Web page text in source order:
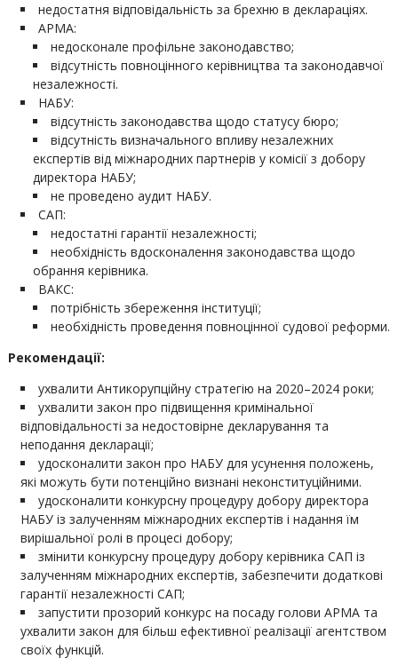
недостатня відповідальність за брехню в деклараціях.
АРМА:
недосконале профільне законодавство;
відсутність повноцінного керівництва та законодавчої
незалежності.
НАБУ:
відсутність законодавства щодо статусу бюро;
відсутність визначального впливу незалежних
експертів від міжнародних партнерів у комісії з добору
директора НАБУ;
не проведено аудит НАБУ.
САП:
недостатні гарантії незалежності;
необхідність вдосконалення законодавства щодо
обрання керівника.
ВАКС:
потрібність збереження інституції;
необхідність проведення повноцінної судової реформи.
Рекомендації:
ухвалити Антикорупційну стратегію на 2020–2024 роки;
ухвалити закон про підвищення кримінальної
відповідальності за недостовірне декларування та
неподання декларації;
удосконалити закон про НАБУ для усунення положень,
які можуть бути потенційно визнані неконституційними.
удосконалити конкурсну процедуру добору директора
НАБУ із залученням міжнародних експертів і надання їм
вирішальної ролі в процесі добору;
змінити конкурсну процедуру добору керівника САП із
залученням міжнародних експертів, забезпечити додаткові
гарантії незалежності САП;
запустити прозорий конкурс на посаду голови АРМА та
ухвалити закон для більш ефективної реалізації агентством
своїх функцій.